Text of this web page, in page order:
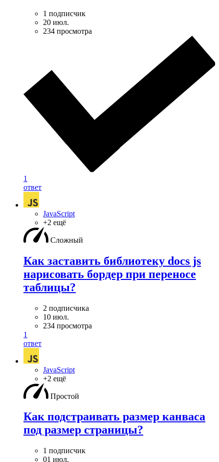
1 подписчик
20 июл.
234 просмотра
1
ответ
JavaScript
+2 ещё
Сложный
Как заставить библиотеку docs js
нарисовать бордер при переносе
таблицы?
2 подписчика
10 июл.
234 просмотра
1
ответ
JavaScript
+2 ещё
Простой
Как подстраивать размер канваса
под размер страницы?
1 подписчик
01 июл.